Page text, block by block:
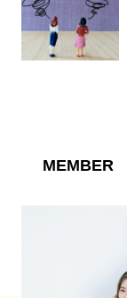
MEMBER